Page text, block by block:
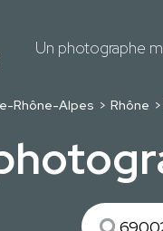
Un photographe
Rhône-Alpes Rhône